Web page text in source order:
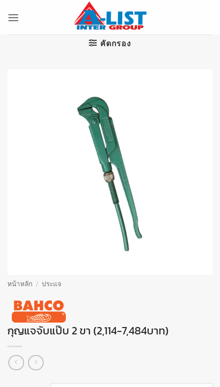
คัดกรอง
หน้าหลัก / ประแจ
กุญแจจับแป๊บ 2 ขา (2,114-7,484บาท)